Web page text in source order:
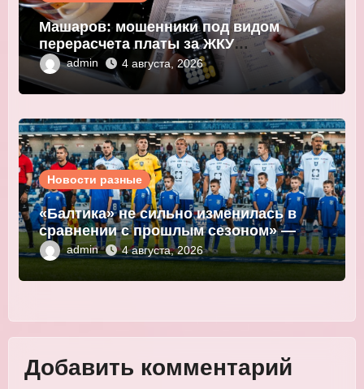
Машаров: мошенники под видом
перерасчета платы за ЖКУ
выманивают персональные данные
admin 4 августа, 2026
Новости разные
«Балтика» не сильно изменилась в
сравнении с прошлым сезоном» —
Морadmin 4 августа, 2026
Добавить комментарий